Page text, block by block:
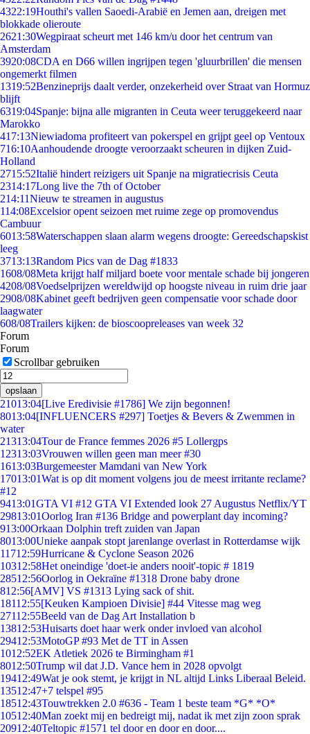
4322:19Houthi's vallen Saoedi-Arabië en Jemen aan, dreigen met
blokkade olieroute
2621:30Wegpiraat scheurt met 146 km/u door het centrum van
Amsterdam
3920:08CDA en D66 willen ingrijpen tegen 'gluurbrillen' die mensen
ongemerkt filmen
1319:52Benzineprijs daalt verder, onzekerheid over Straat van Hormuz
blijft
6319:04Spanje: bijna alle migranten in Ceuta weer teruggekeerd naar
Marokko
417:13Niewiadoma profiteert van pokerspel en grijpt geel op Ventoux
716:10Aanhoudende droogte veroorzaakt scheuren in dijken Zuid-
Holland
2715:52Italië hindert reizigers uit Spanje na migratiecrisis Ceuta
2314:17Long live the 7th of October
214:11Nieuw te streamen in augustus
114:08Excelsior opent seizoen met ruime zege op promovendus
Cambuur
6013:58Waterschappen slaan alarm wegens droogte: Gereedschapskist
leeg
3713:13Random Pics van de Dag #1833
1608/08Meta krijgt half miljard boete voor mentale schade bij jongeren
4208/08Voedselprijzen wereldwijd op hoogste niveau in ruim drie jaar
2908/08Kabinet geeft bedrijven geen compensatie voor schade door
laagwater
608/08Trailers kijken: de bioscoopreleases van week 32
Forum
Forum
Scrollbar gebruiken
opslaan
21013:04[Live Eredivisie #1786] We zijn begonnen!
8013:04[INFLUENCERS #297] Toetjes & Bevers & Zwemmen in
water
21313:04Tour de France femmes 2026 #5 Lollergps
12313:03Vrouwen willen geen man meer #30
1613:03Burgemeester Mamdani van New York
17013:01Wat is op dit moment volgens jou de meest irritante reclame?
#12
9413:01GTA VI #12 GTA VI Extended look 27 Augustus Netflix/YT
29813:01Oorlog Iran #136 Bridge and powerplant day incoming?
913:00Orkaan Dolphin treft zuiden van Japan
8013:00Unieke aanpak stopt jarenlange overlast in Rotterdamse wijk
11712:59Hurricane & Cyclone Season 2026
10312:58Het oneindige 'doet-ie anders nooit'-topic # 1819
28512:56Oorlog in Oekraïne #1318 Drone baby drone
812:56[AMV] VS #1313 Lying sack of shit.
18112:55[Keuken Kampioen Divisie] #44 Vitesse mag weg
27112:55Beeld van de Dag Art Installation b
13812:53Huisarts doet haar werk onder invloed van alcohol
29412:53MotoGP #93 Met de TT in Assen
1012:52EK Atletiek 2026 te Birmingham #1
8012:50Trump wil dat J.D. Vance hem in 2028 opvolgt
19412:49Wat je ook stemt, je krijgt in NL altijd Links Liberaal Beleid.
13512:47+7 telspel #95
18512:43Touwtrekken 2.0 #636 - Team 1 beste team *G* *O*
10512:40Man zoekt mij en bedreigt mij, nadat ik met zijn zoon sprak
20912:40Teltopic #1571 tel door en door en door....